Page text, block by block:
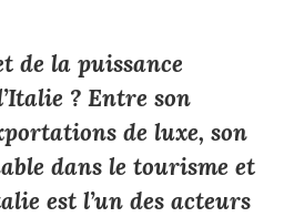
de la puissance
? Entre son
de luxe, son
dans le tourisme et
est l’un des acteurs